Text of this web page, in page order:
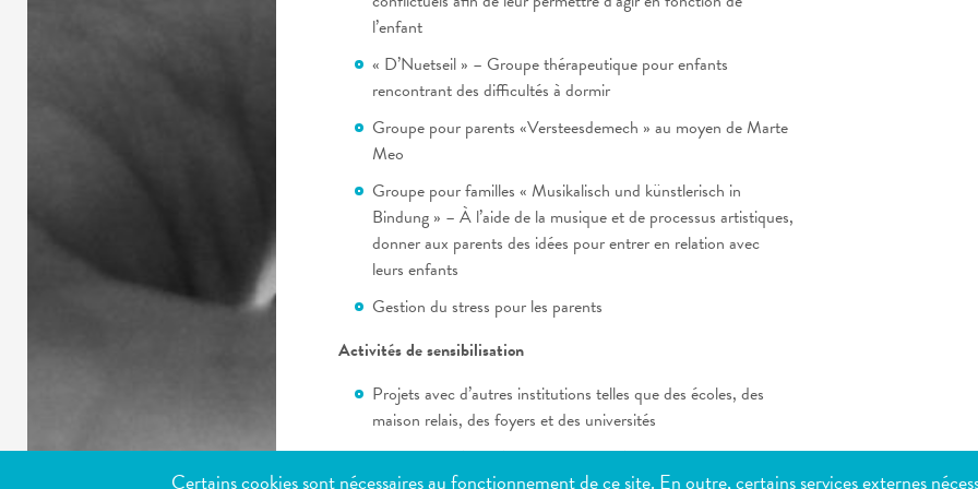
l’enfant
« D’Nuetseil » – Groupe thérapeutique pour enfants
rencontrant des difficultés à dormir
Groupe pour parents «Versteesdemech » au moyen de Marte
Meo
Groupe pour familles « Musikalisch und künstlerisch in
Bindung » – À l’aide de la musique et de processus artistiques,
donner aux parents des idées pour entrer en relation avec
leurs enfants
Gestion du stress pour les parents
Activités de sensibilisation
Projets avec d’autres institutions telles que des écoles, des
maison relais, des foyers et des universités
Diverses soirées thématiques et conférences
Certains cookies sont nécessaires au fonctionnement de ce site. En outre, certains services externes